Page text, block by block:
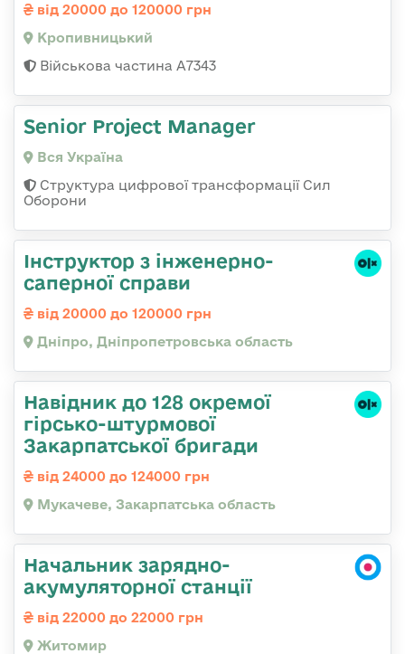
від 20000 до 120000 грн
Кропивницький
Військова частина А7343
Senior Project Manager
Вся Україна
Структура цифрової трансформації Сил
Оборони
Інструктор з інженерно-
саперної справи
від 20000 до 120000 грн
Дніпро, Дніпропетровська область
Навідник до 128 окремої
гірсько-штурмової
Закарпатської бригади
від 24000 до 124000 грн
Мукачеве, Закарпатська область
Начальник зарядно-
акумуляторної станції
від 22000 до 22000 грн
Житомир